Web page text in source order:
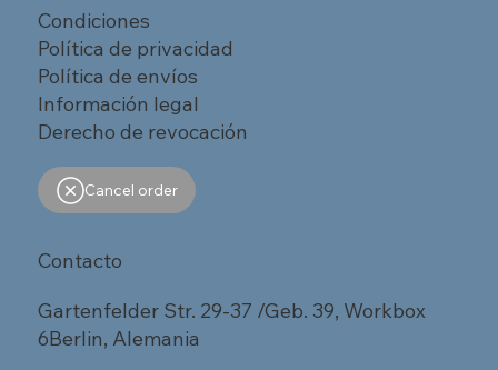
Condiciones
Política de privacidad
Política de envíos
Información legal
Derecho de revocación
Cancel order
Contacto
Gartenfelder Str. 29-37 /Geb. 39, Workbox
6Berlin, Alemania